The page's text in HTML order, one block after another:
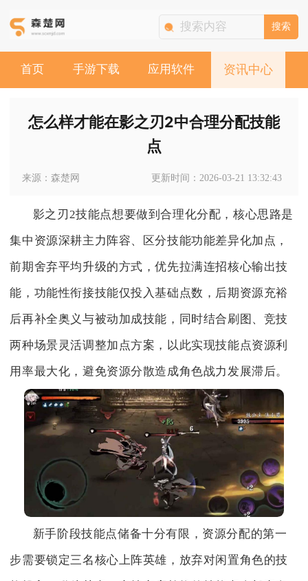
搜索
首页 手游下载 应用软件 资讯中心
怎么样才能在影之刃2中合理分配技能
点
来源：森楚网 更新时间：2026-03-21 13:32:43
影之刃2技能点想要做到合理化分配，核心思路是
集中资源深耕主力阵容、区分技能功能差异化加点，
前期舍弃平均升级的方式，优先拉满连招核心输出技
能，功能性衔接技能仅投入基础点数，后期资源充裕
后再补全奥义与被动加成技能，同时结合刷图、竞技
两种场景灵活调整加点方案，以此实现技能点资源利
用率最大化，避免资源分散造成角色战力发展滞后。
新手阶段技能点储备十分有限，资源分配的第一
步需要锁定三名核心上阵英雄，放弃对闲置角色的技